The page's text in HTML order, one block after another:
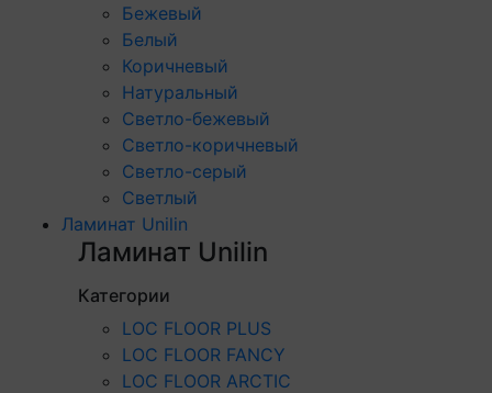
Бежевый
Белый
Коричневый
Натуральный
Светло-бежевый
Светло-коричневый
Светло-серый
Светлый
Ламинат Unilin
Ламинат Unilin
Категории
LOC FLOOR PLUS
LOC FLOOR FANCY
LOC FLOOR ARCTIC